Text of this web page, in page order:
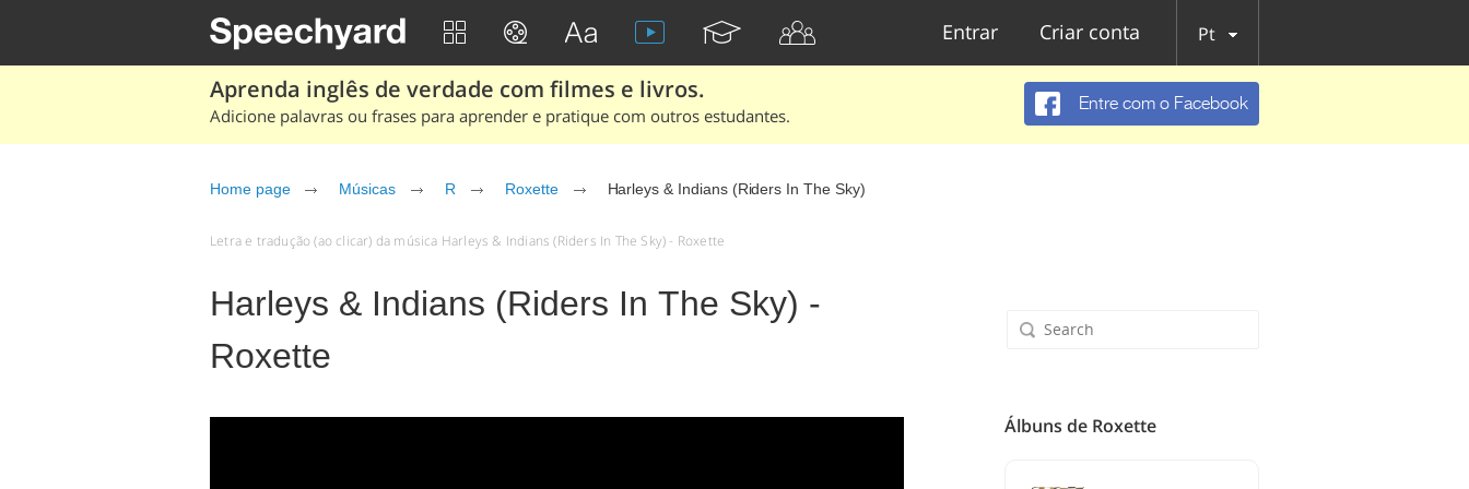
Entrar Criar conta Pt
Aprenda inglês de verdade com filmes e livros.
Adicione palavras ou frases para aprender e pratique com outros estudantes.
Entre com o Facebook
Home page Músicas R Roxette Harleys & Indians (Riders In The Sky)
Letra e tradução (ao clicar) da música Harleys & Indians (Riders In The Sky) - Roxette
Harleys & Indians (Riders In The Sky) -
Roxette
Álbuns de Roxette